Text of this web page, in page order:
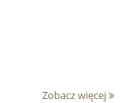
Zobacz więcej